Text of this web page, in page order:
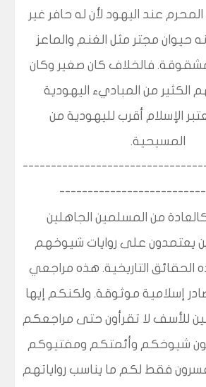
عند اليهود لأن له حافر غير
حيوان مجتر مثل الغنم والماعز
فالخلاف كان صغير وكان
من المباديء اليهودية
الإسلام أقرب لليهودية من
المسيحية.
من المسلمين الجاهلين
يعتمدون على روايات شيوخهم
الحقائق التاريخية. هذه مراجعي
إسلامية موثوقة. ولكنكم إيها
للأسف لا تقرأون حتى مراجعكم
شيوخكم وأئمتكم ومفتيوكم
فقط لكم ما يناسب رواياتهم